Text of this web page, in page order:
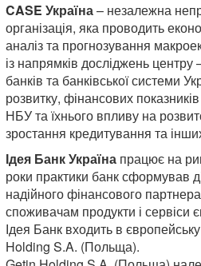
CASE Україна– незалежна
організація, яка проводить
аналіз та прогнозування
із напрямків досліджень центру
банків та банківської системи
розвитку, фінансових
НБУ та їхнього впливу на
зростання кредитування та
Ідея Банк Україна працює на
роки практики банк сформував
надійного фінансового
споживачам продукти і сервіси
Ідея Банк входить в
Holding S.A. (Польща).